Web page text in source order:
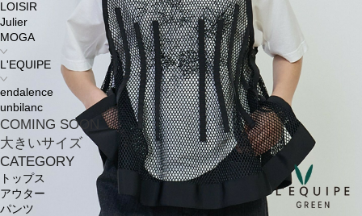
LOISIR
Julier
MOGA
L'EQUIPE
endalence
unbilanc
COMING SOON
大きいサイズ
CATEGORY
トップス
アウター
パンツ